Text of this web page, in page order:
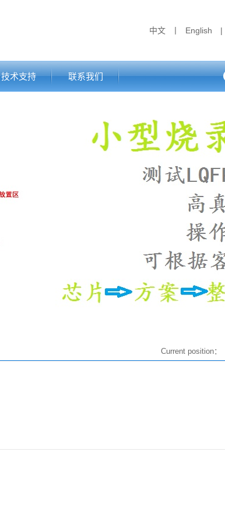
中文 English |
技术支持 联系我们
Current position：